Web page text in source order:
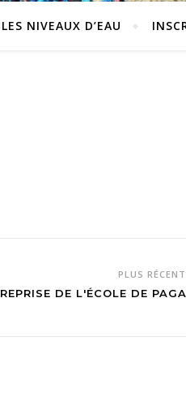
LES NIVEAUX D’EAU
PLUS RÉCENT
REPRISE DE L'ÉCOLE DE